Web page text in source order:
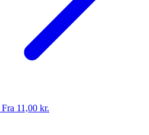
Fra 11,00 kr.